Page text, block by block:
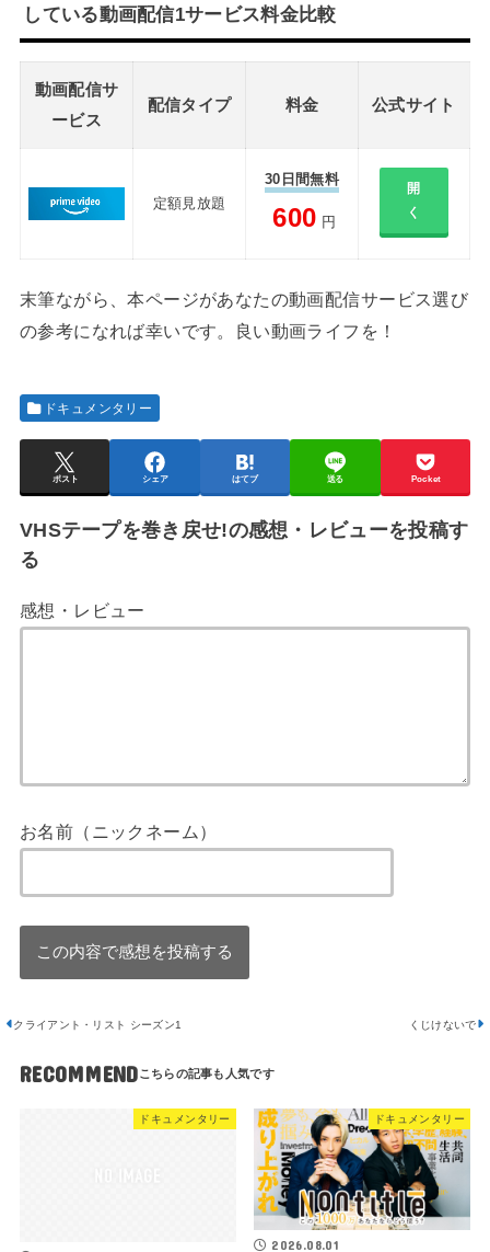
している動画配信1サービス料金比較
動画配信サ
ービス
配信タイプ 料金 公式サイト
定額見放題
30日間無料
600 円
開
く
末筆ながら、本ページがあなたの動画配信サービス選び
の参考になれば幸いです。良い動画ライフを！
ドキュメンタリー
ポスト シェア はてブ 送る Pocket
VHSテープを巻き戻せ!の感想・レビューを投稿す
る
感想・レビュー
お名前（ニックネーム）
クライアント・リスト シーズン1 くじけないで
RECOMMEND
ドキュメンタリー ドキュメンタリー
2026.08.01